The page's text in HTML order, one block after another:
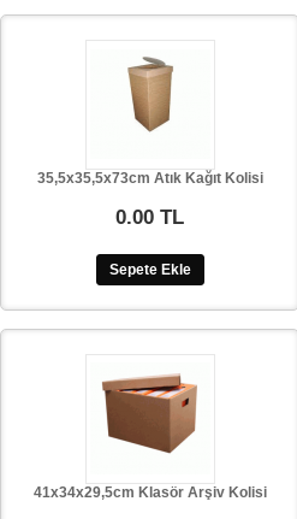
35,5x35,5x73cm Atık Kağıt Kolisi
0.00 TL
Sepete Ekle
41x34x29,5cm Klasör Arşiv Kolisi